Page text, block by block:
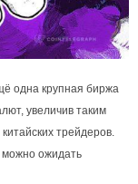
одна крупная биржа
увеличив таким
трейдеров.
можно ожидать